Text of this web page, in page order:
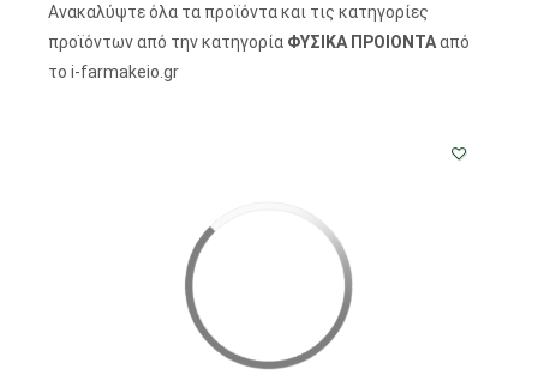
Ανακαλύψτε όλα τα προϊόντα και τις κατηγορίες
προϊόντων από την κατηγορία ΦΥΣΙΚΑ ΠΡΟΙΟΝΤΑαπό
το i-farmakeio.gr